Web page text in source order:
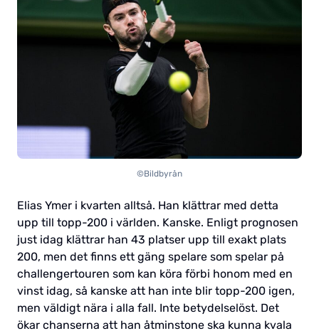
©Bildbyrån
Elias Ymer i kvarten alltså. Han klättrar med detta
upp till topp-200 i världen. Kanske. Enligt prognosen
just idag klättrar han 43 platser upp till exakt plats
200, men det finns ett gäng spelare som spelar på
challengertouren som kan köra förbi honom med en
vinst idag, så kanske att han inte blir topp-200 igen,
men väldigt nära i alla fall. Inte betydelselöst. Det
ökar chanserna att han åtminstone ska kunna kvala